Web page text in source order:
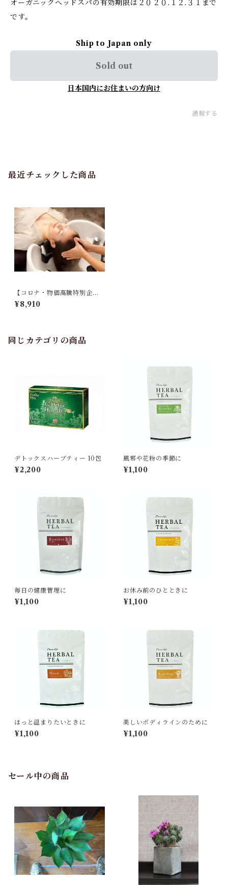
オーガニックヘッドスパの有効期限は２０２０.１２.３１まで
です。
Ship to Japan only
Sold out
日本国内にお住まいの方向け
通報する
最近チェックした商品
【コロナ・物価高騰特別企
画】オーガニックヘッドスパ
３回とリラックスハーブティ
¥8,910
同じカテゴリの商品
デトックスハーブティー 10包
¥2,200
風邪や花粉の季節に
¥1,100
毎日の健康管理に
¥1,100
お休み前のひとときに
¥1,100
ほっと温まりたいときに
¥1,100
美しいボディラインのために
¥1,100
セール中の商品